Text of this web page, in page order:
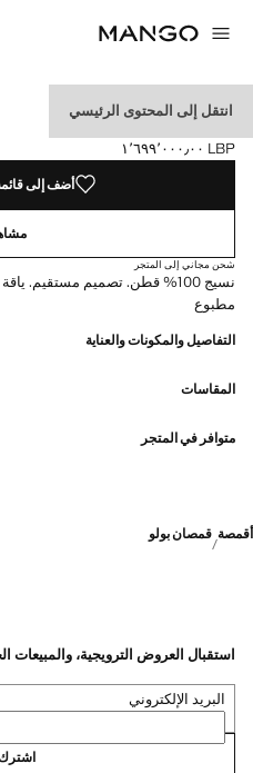
انتقل إلى المحتوى الرئيسي
قميص بولو قطني مطبوع
السعر الحالي [LBP ١٬٦٩٩٬٠٠٠٫٠٠ ]
LBP ١٬٦٩٩٬٠٠٠٫٠٠
حدد اللون
أضف إلى
شحن مجاني إلى المتجر
نسيج 100% قطن. تصميم مستقيم.
مطبوع
التفاصيل والمكونات والعناية
المقاسات
متوافر في المتجر
أقمصة قمصان بولو
استقبال العروض الترويجية، والمبيعات
البريد الإلكتروني